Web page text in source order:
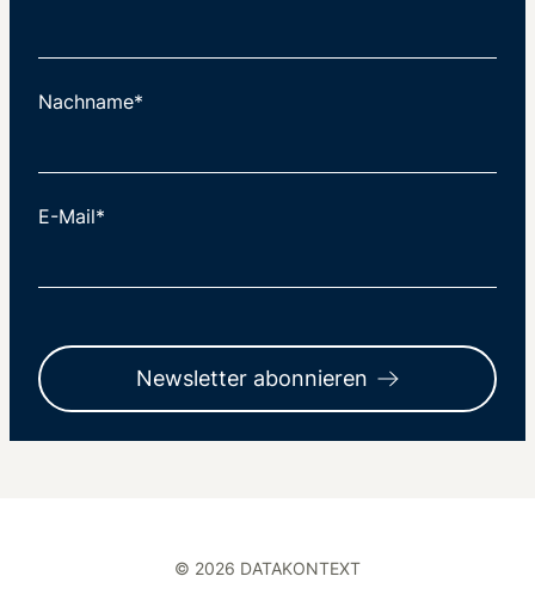
Nachname*
E-Mail*
Newsletter abonnieren
© 2026 DATAKONTEXT